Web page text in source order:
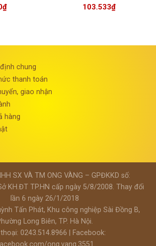
₫
103.533₫
chung
thanh toán
giao nhận
hàng
SX VÀ TM ONG VÀNG – GPĐKKD số:
KH.ĐT TP.HN cấp ngày 5/8/2008. Thay đổi
lần 6 ngày 26/1/2018
Tấn Phát, Khu công nghiệp Sài Đồng B,
Long Biên, TP. Hà Nội.
0243.514.8966 | Facebook:
ong.vang.3551